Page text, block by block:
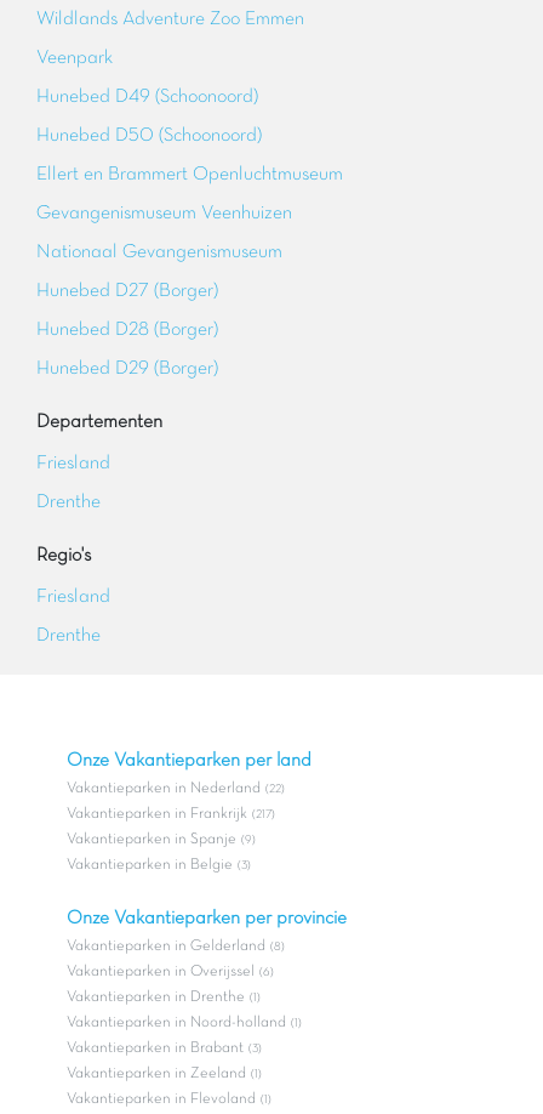
Wildlands Adventure Zoo Emmen
Veenpark
Hunebed D49 (Schoonoord)
Hunebed D50 (Schoonoord)
Ellert en Brammert Openluchtmuseum
Gevangenismuseum Veenhuizen
Nationaal Gevangenismuseum
Hunebed D27 (Borger)
Hunebed D28 (Borger)
Hunebed D29 (Borger)
Departementen
Friesland
Drenthe
Regio's
Friesland
Drenthe
Onze Vakantieparken per land
Vakantieparken in Nederland (22)
Vakantieparken in Frankrijk (217)
Vakantieparken in Spanje (9)
Vakantieparken in Belgie (3)
Onze Vakantieparken per provincie
Vakantieparken in Gelderland (8)
Vakantieparken in Overijssel (6)
Vakantieparken in Drenthe (1)
Vakantieparken in Noord-holland (1)
Vakantieparken in Brabant (3)
Vakantieparken in Zeeland (1)
Vakantieparken in Flevoland (1)